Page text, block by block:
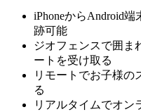
iPhoneからAndroid
跡可能
ジオフェンスで囲ま
ートを受け取る
リモートでお子様の
る
リアルタイムでオン